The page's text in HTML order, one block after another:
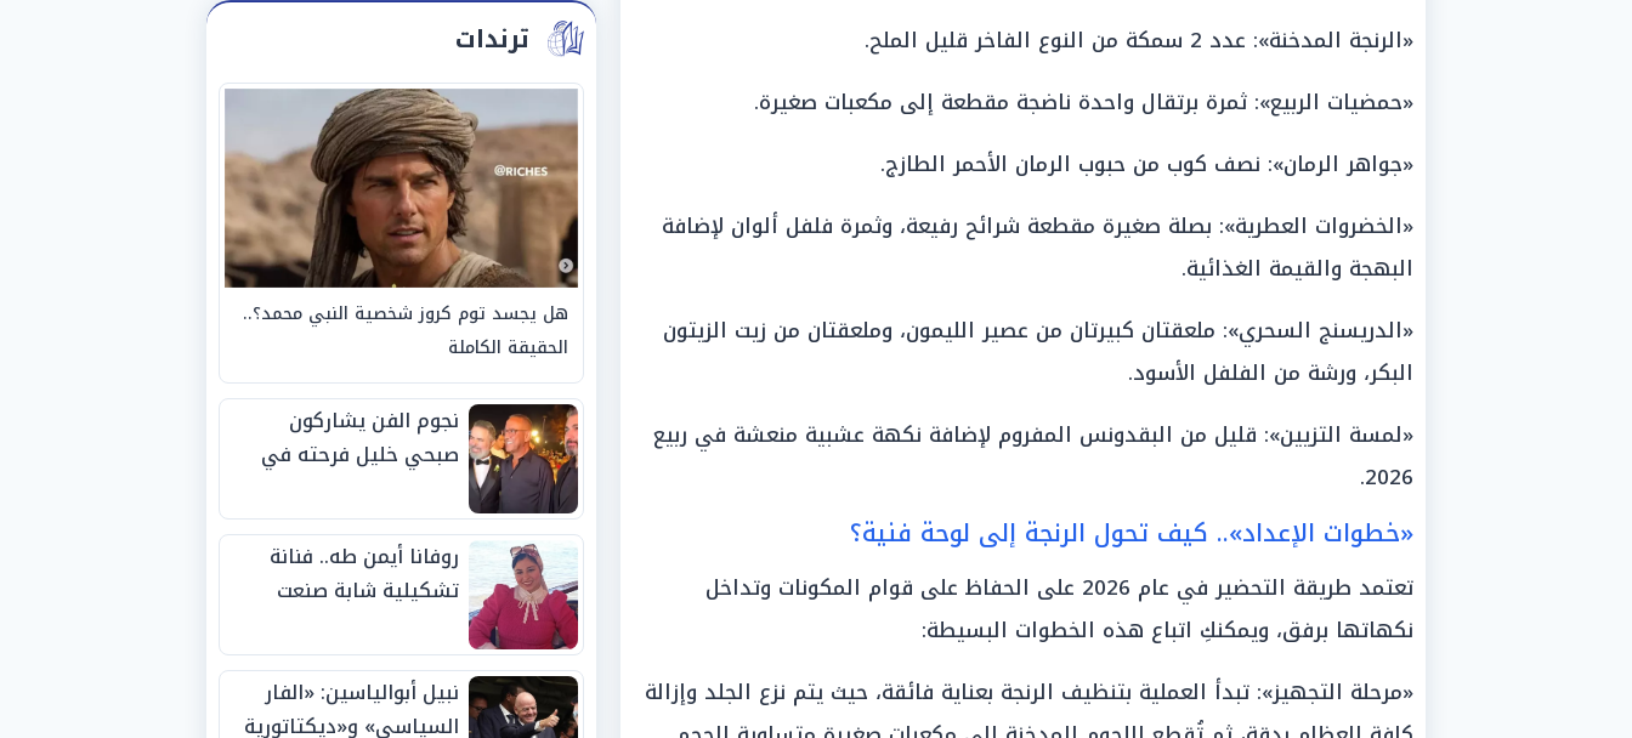
«الرنجة المدخنة»: عدد 2 سمكة من النوع الفاخر قليل الملح.
«حمضيات الربيع»: ثمرة برتقال واحدة ناضجة مقطعة إلى مكعبات صغيرة.
«جواهر الرمان»: نصف كوب من حبوب الرمان الأحمر الطازج.
«الخضروات العطرية»: بصلة صغيرة مقطعة شرائح رفيعة، وثمرة فلفل ألوان لإضافة
البهجة والقيمة الغذائية.
«الدريسنج السحري»: ملعقتان كبيرتان من عصير الليمون، وملعقتان من زيت الزيتون
البكر، ورشة من الفلفل الأسود.
«لمسة التزيين»: قليل من البقدونس المفروم لإضافة نكهة عشبية منعشة في ربيع
2026.
«خطوات الإعداد».. كيف تحول الرنجة إلى لوحة فنية؟
تعتمد طريقة التحضير في عام 2026 على الحفاظ على قوام المكونات وتداخل
نكهاتها برفق، ويمكنكِ اتباع هذه الخطوات البسيطة:
«مرحلة التجهيز»: تبدأ العملية بتنظيف الرنجة بعناية فائقة، حيث يتم نزع الجلد وإزالة
ترندات
هل يجسد توم كروز شخصية النبي محمد؟..
الحقيقة الكاملة
نجوم الفن يشاركون
صبحي خليل فرحته في
روفانا أيمن طه.. فنانة
تشكيلية شابة صنعت
الجوائز منذ الصغر
نبيل أبوالياسين: «الفار
السياسي» و«ديكتاتورية